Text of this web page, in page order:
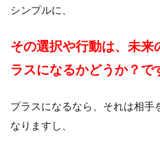
シンプルに、
その選択や行動は、未
ラスになるかどうか？で
プラスになるなら、それは相手
なりますし、